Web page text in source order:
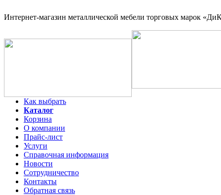
Интернет-магазин металлической мебели торговых марок
Как выбрать
Каталог
Корзина
О компании
Прайс-лист
Услуги
Справочная информация
Новости
Сотрудничество
Контакты
Обратная связь